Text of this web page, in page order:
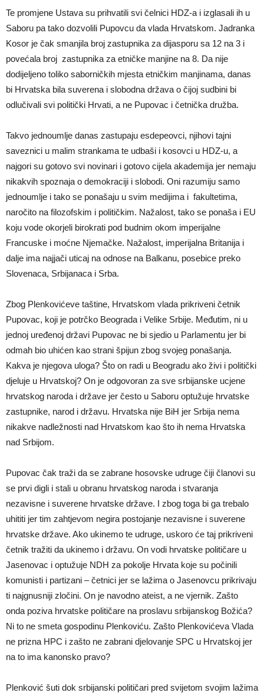
Te promjene Ustava su prihvatili svi čelnici HDZ-a i izglasali ih u
Saboru pa tako dozvolili Pupovcu da vlada Hrvatskom. Jadranka
Kosor je čak smanjila broj zastupnika za dijasporu sa 12 na 3 i
povećala broj zastupnika za etničke manjine na 8. Da nije
dodijeljeno toliko saborničkih mjesta etničkim manjinama, danas
bi Hrvatska bila suverena i slobodna država o čijoj sudbini bi
odlučivali svi politički Hrvati, a ne Pupovac i četnička družba.
Takvo jednoumlje danas zastupaju esdepeovci, njihovi tajni
saveznici u malim strankama te udbaši i kosovci u HDZ-u, a
najgori su gotovo svi novinari i gotovo cijela akademija jer nemaju
nikakvih spoznaja o demokraciji i slobodi. Oni razumiju samo
jednoumlje i tako se ponašaju u svim medijima i fakultetima,
naročito na filozofskim i političkim. Nažalost, tako se ponaša i EU
koju vode okorjeli birokrati pod budnim okom imperijalne
Francuske i moćne Njemačke. Nažalost, imperijalna Britanija i
dalje ima najjači uticaj na odnose na Balkanu, posebice preko
Slovenaca, Srbijanaca i Srba.
Zbog Plenkovićeve taštine, Hrvatskom vlada prikriveni četnik
Pupovac, koji je potrčko Beograda i Velike Srbije. Međutim, ni u
jednoj uređenoj državi Pupovac ne bi sjedio u Parlamentu jer bi
odmah bio uhićen kao strani špijun zbog svojeg ponašanja.
Kakva je njegova uloga? Što on radi u Beogradu ako živi i politički
djeluje u Hrvatskoj? On je odgovoran za sve srbijanske ucjene
hrvatskog naroda i države jer često u Saboru optužuje hrvatske
zastupnike, narod i državu. Hrvatska nije BiH jer Srbija nema
nikakve nadležnosti nad Hrvatskom kao što ih nema Hrvatska
nad Srbijom.
Pupovac čak traži da se zabrane hosovske udruge čiji članovi su
se prvi digli i stali u obranu hrvatskog naroda i stvaranja
nezavisne i suverene hrvatske države. I zbog toga bi ga trebalo
uhititi jer tim zahtjevom negira postojanje nezavisne i suverene
hrvatske države. Ako ukinemo te udruge, uskoro će taj prikriveni
četnik tražiti da ukinemo i državu. On vodi hrvatske političare u
Jasenovac i optužuje NDH za pokolje Hrvata koje su počinili
komunisti i partizani – četnici jer se lažima o Jasenovcu prikrivaju
ti najgnusniji zločini. On je navodno ateist, a ne vjernik. Zašto
onda poziva hrvatske političare na proslavu srbijanskog Božića?
Ni to ne smeta gospodinu Plenkoviću. Zašto Plenkovićeva Vlada
ne prizna HPC i zašto ne zabrani djelovanje SPC u Hrvatskoj jer
na to ima kanonsko pravo?
Plenković šuti dok srbijanski političari pred svijetom svojim lažima